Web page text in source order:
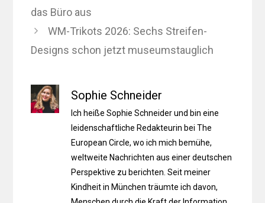
das Büro aus
WM-Trikots 2026: Sechs Streifen-
Designs schon jetzt museumstauglich
Sophie Schneider
Ich heiße Sophie Schneider und bin eine
leidenschaftliche Redakteurin bei The
European Circle, wo ich mich bemühe,
weltweite Nachrichten aus einer deutschen
Perspektive zu berichten. Seit meiner
Kindheit in München träumte ich davon,